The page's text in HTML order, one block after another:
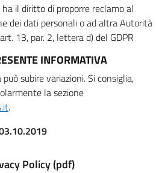
il diritto di proporre reclamo al
dei dati personali o ad altra Autorità
13, par. 2, lettera d) del GDPR
INFORMATIVA
subire variazioni. Si consiglia,
la sezione
.
Policy (pdf)